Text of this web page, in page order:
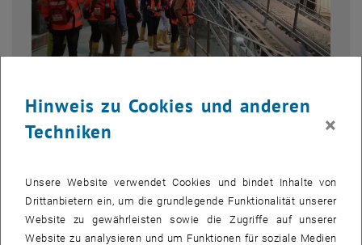
© TU Wien, Institut für Geotechnik
1/3 Bilder
Im Oktober 2019 besichtigten die diesjährigen Hörer der Vorlesung
„Fels‐ und Tunnelbau“ das Baulos SBT 2.1 ‐ Zwischenangriff
Fröschnitzgraben – Teil des zukünftigen Semmering Basistunnels.
Hinweis zu Cookies und anderen
Techniken
×
Unsere Website verwendet Cookies und bindet Inhalte von
Drittanbietern ein, um die grundlegende Funktionalität unserer
Website zu gewährleisten sowie die Zugriffe auf unserer
Website zu analysieren und um Funktionen für soziale Medien